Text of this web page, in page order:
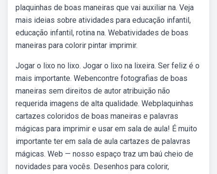
plaquinhas de boas maneiras que vai auxiliar na. Veja
mais ideias sobre atividades para educação infantil,
educação infantil, rotina na. Webatividades de boas
maneiras para colorir pintar imprimir.
Jogar o lixo no lixo. Jogar o lixo na lixeira. Ser feliz é o
mais importante. Webencontre fotografias de boas
maneiras sem direitos de autor atribuição não
requerida imagens de alta qualidade. Webplaquinhas
cartazes coloridos de boas maneiras e palavras
mágicas para imprimir e usar em sala de aula! É muito
importante ter em sala de aula cartazes de palavras
mágicas. Web — nosso espaço traz um baú cheio de
novidades para vocês. Desenhos para colorir,